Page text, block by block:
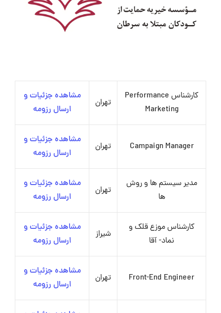
کارشناس Performance
Marketing
تهران
مشاهده جزئیات و
ارسال رزومه
Campaign Manager تهران
مشاهده جزئیات و
ارسال رزومه
مدیر سیستم ها و روش
ها
تهران
مشاهده جزئیات و
ارسال رزومه
کارشناس موزع قلک و
نماد- آقا
شیراز
مشاهده جزئیات و
ارسال رزومه
Front-End Engineer تهران
مشاهده جزئیات و
ارسال رزومه